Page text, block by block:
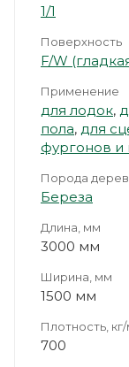
1/1
Поверхность
F/W
Применение
для лодок,
пола, для
фургонов и
Порода
Береза
Длина, мм
3000 мм
Ширина, мм
1500 мм
Плотность,
700